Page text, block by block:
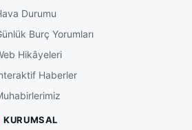
Durumu
Burç Yorumları
Hikâyeleri
Haberler
KURUMSAL